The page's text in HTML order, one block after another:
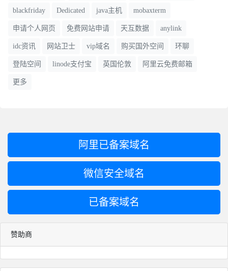
Secondary Witnesses:Secondary witnesses are created to make sure that
because every node failure should affect the quorum equally. Secondary
witnesses are added so that every node gets equal number ponent, this
includes the nodes that only hold primary witnesses. So the total count of
这点很重要，因为每个节点故障都应对仲裁产生相同的影响。
次级见证的添加应使每个节点都获得相同的组件数，包括仅拥有初
同。
end up with even number of ponents (data + witnesses) in the
blackfriday Dedicated java主机 mobaxterm
申请个人网页 免费网站申请 天互数据 anylink
idc资讯 网站卫士 vip域名 购买国外空间 环聊
登陆空间 linode支付宝 英国伦敦 阿里云免费邮箱
更多
阿里已备案域名
微信安全域名
已备案域名
赞助商